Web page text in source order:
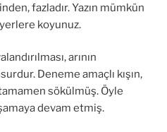
fazladır. Yazın mümkün
yerlere koyunuz.
arının
Deneme amaçlı kışın,
sökülmüş. Öyle
devam etmiş.